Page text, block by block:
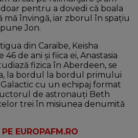
pentru a dovedi că boala
mă învingă, iar zborul în spațiu
Jon.
din Caraibe, Keisha
de ani și fiica ei, Anastasia
fizica în Aberdeen, se
la bordul la bordul primului
cu un echipaj format
de astronauţi Beth
trei în misiunea denumită
EUROPAFM.RO